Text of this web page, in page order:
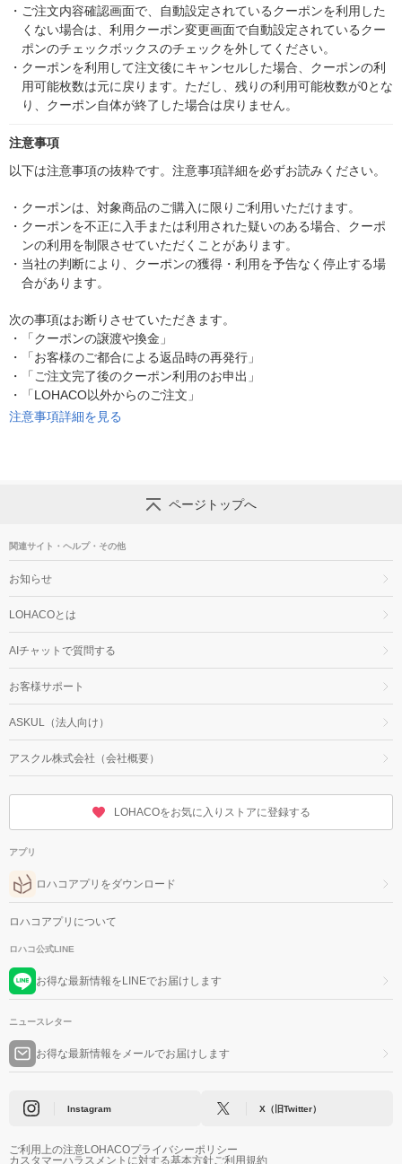
・ ご注文内容確認画面で、自動設定されているクーポンを利用した
くない場合は、利用クーポン変更画面で自動設定されているクー
ポンのチェックボックスのチェックを外してください。
・ クーポンを利用して注文後にキャンセルした場合、クーポンの利
用可能枚数は元に戻ります。ただし、残りの利用可能枚数が0とな
り、クーポン自体が終了した場合は戻りません。
注意事項
以下は注意事項の抜粋です。注意事項詳細を必ずお読みください。
・ クーポンは、対象商品のご購入に限りご利用いただけます。
・ クーポンを不正に入手または利用された疑いのある場合、クーポ
ンの利用を制限させていただくことがあります。
・ 当社の判断により、クーポンの獲得・利用を予告なく停止する場
合があります。
次の事項はお断りさせていただきます。
・
「クーポンの譲渡や換金」
・
「お客様のご都合による返品時の再発行」
・
「ご注文完了後のクーポン利用のお申出」
・
「LOHACO以外からのご注文」
注意事項詳細を見る
ページトップへ
関連サイト・ヘルプ・その他
お知らせ
LOHACOとは
AIチャットで質問する
お客様サポート
ASKUL（法人向け）
アスクル株式会社（会社概要）
LOHACOをお気に入りストアに登録する
アプリ
ロハコアプリをダウンロード
ロハコアプリについて
ロハコ公式LINE
お得な最新情報をLINEでお届けします
ニュースレター
お得な最新情報をメールでお届けします
Instagram X（旧Twitter）
ご利用上の注意LOHACOプライバシーポリシー
カスタマーハラスメントに対する基本方針ご利用規約